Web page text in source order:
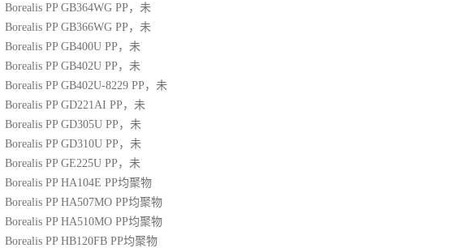
Borealis PP GB364WG PP ，未
Borealis PP GB366WG PP ，未
Borealis PP GB400U PP ，未
Borealis PP GB402U PP ，未
Borealis PP GB402U-8229 PP ，未
Borealis PP GD221AI PP ，未
Borealis PP GD305U PP ，未
Borealis PP GD310U PP ，未
Borealis PP GE225U PP ，未
Borealis PP HA104E PP均聚物
Borealis PP HA507MO PP均聚物
Borealis PP HA510MO PP均聚物
Borealis PP HB120FB PP均聚物